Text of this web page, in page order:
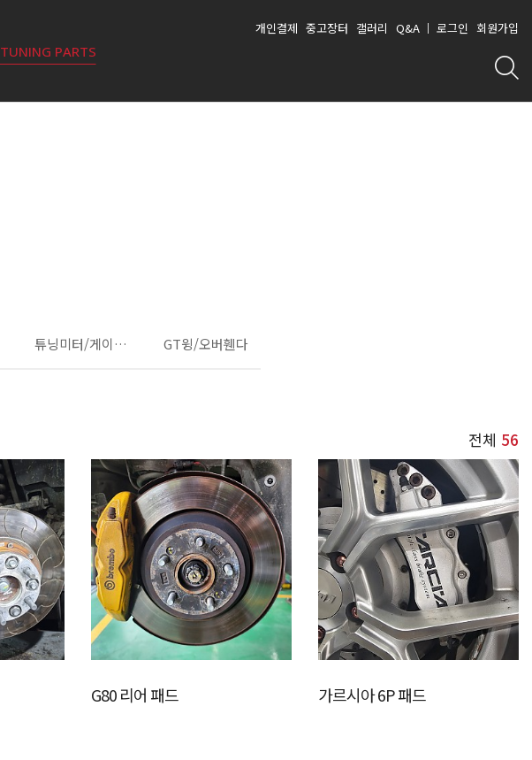
TUNING PARTS
개인결제 중고장터 갤러리 Q&A 로그인 회원가입
튜닝미터/게이지/램프 외 GT윙/오버휀다
전체 56
G80 리어 패드 가르시아 6P 패드